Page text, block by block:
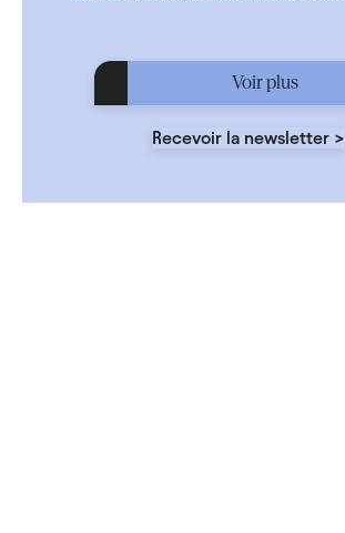
Voir plus
Recevoir la newsletter >